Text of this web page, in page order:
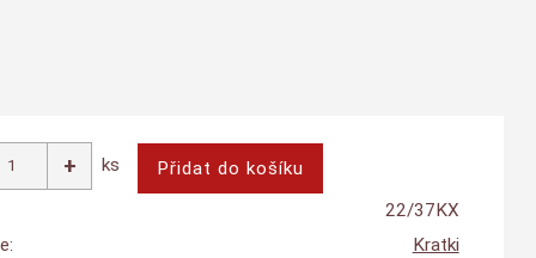
ks
22/37KX
Kratki